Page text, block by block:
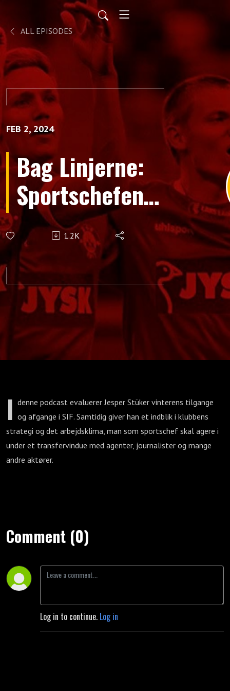
ALL EPISODES
FEB 2, 2024
Bag Linjerne:
Sportschefen
evaluerer
transfervinduet
1.2K
I denne podcast evaluerer Jesper Stüker vinterens tilgange
og afgange i SIF. Samtidig giver han et indblik i klubbens
strategi og det arbejdsklima, man som sportschef skal agere i
under et transfervindue med agenter, journalister og mange
andre aktører.
Comment (0)
Log in to continue. Log in